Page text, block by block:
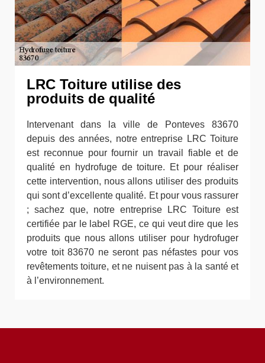
LRC Toiture utilise des
produits de qualité
Intervenant dans la ville de Ponteves 83670
depuis des années, notre entreprise LRC Toiture
est reconnue pour fournir un travail fiable et de
qualité en hydrofuge de toiture. Et pour réaliser
cette intervention, nous allons utiliser des produits
qui sont d’excellente qualité. Et pour vous rassurer
; sachez que, notre entreprise LRC Toiture est
certifiée par le label RGE, ce qui veut dire que les
produits que nous allons utiliser pour hydrofuger
votre toit 83670 ne seront pas néfastes pour vos
revêtements toiture, et ne nuisent pas à la santé et
à l’environnement.